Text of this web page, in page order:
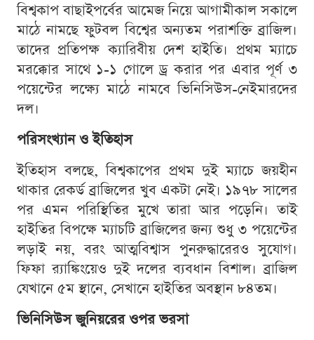
বিশ্বকাপ বাছাইপর্বের আমেজ নিয়ে আগামীকাল সকালে
মাঠে নামছে ফুটবল বিশ্বের অন্যতম পরাশক্তি ব্রাজিল।
তাদের প্রতিপক্ষ ক্যারিবীয় দেশ হাইতি। প্রথম ম্যাচে
মরক্কোর সাথে ১-১ গোলে ড্র করার পর এবার পূর্ণ ৩
পয়েন্টের লক্ষ্যে মাঠে নামবে ভিনিসিউস-নেইমারদের
দল।
পরিসংখ্যান ও ইতিহাস
ইতিহাস বলছে, বিশ্বকাপের প্রথম দুই ম্যাচে জয়হীন
থাকার রেকর্ড ব্রাজিলের খুব একটা নেই। ১৯৭৮ সালের
পর এমন পরিস্থিতির মুখে তারা আর পড়েনি। তাই
হাইতির বিপক্ষে ম্যাচটি ব্রাজিলের জন্য শুধু ৩ পয়েন্টের
লড়াই নয়, বরং আত্মবিশ্বাস পুনরুদ্ধারেরও সুযোগ।
ফিফা র‍্যাঙ্কিংয়েও দুই দলের ব্যবধান বিশাল। ব্রাজিল
যেখানে ৫ম স্থানে, সেখানে হাইতির অবস্থান ৮৪তম।
ভিনিসিউস জুনিয়রের ওপর ভরসা